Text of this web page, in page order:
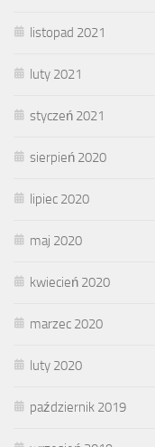
listopad 2021
luty 2021
styczeń 2021
sierpień 2020
lipiec 2020
maj 2020
kwiecień 2020
marzec 2020
luty 2020
październik 2019